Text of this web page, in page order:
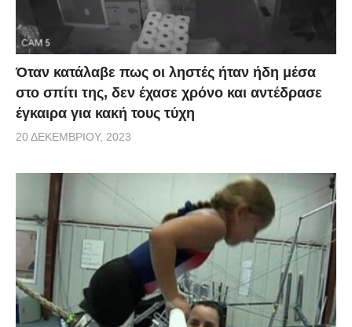
Όταν κατάλαβε πως οι ληστές ήταν ήδη μέσα
στο σπίτι της, δεν έχασε χρόνο και αντέδρασε
έγκαιρα για κακή τους τύχη
20 ΔΕΚΕΜΒΡΊΟΥ, 2023